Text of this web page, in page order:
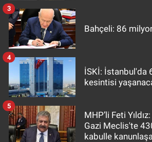
Bahçeli: 86
3
İSKİ: İstanbul'da
kesintisi
4
MHP’li Feti
Gazi Meclis'te
kabulle
5